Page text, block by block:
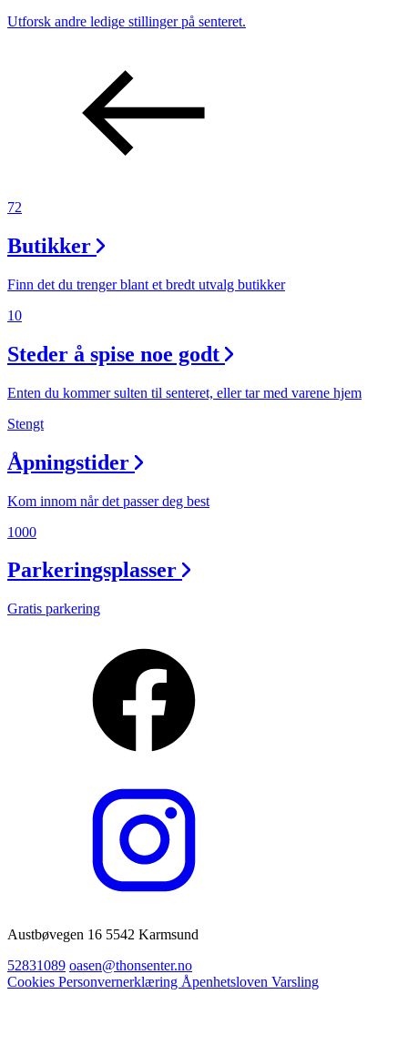
Utforsk andre ledige stillinger på senteret.
72
Butikker
Finn det du trenger blant et bredt utvalg butikker
10
Steder å spise noe godt
Enten du kommer sulten til senteret, eller tar med varene hjem
Stengt
Åpningstider
Kom innom når det passer deg best
1000
Parkeringsplasser
Gratis parkering
Austbøvegen 16 5542 Karmsund
52831089 oasen@thonsenter.no
Cookies Personvernerklæring Åpenhetsloven Varsling